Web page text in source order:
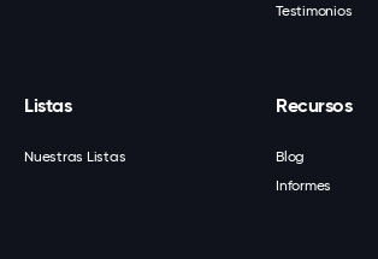
Testimonios
Listas
Nuestras Listas
Recursos
Blog
Informes